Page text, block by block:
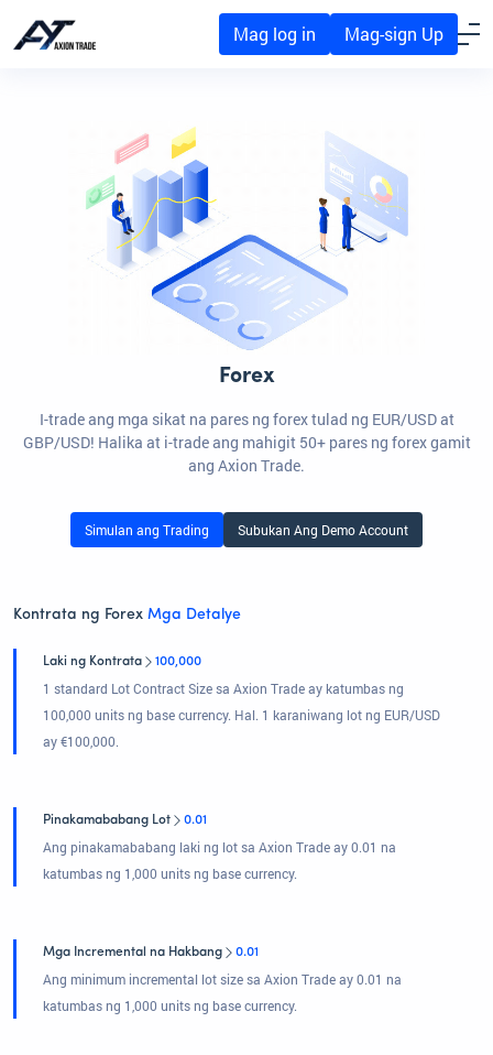
Mag log in Mag-sign Up
Forex
I-trade ang mga sikat na pares ng forex tulad ng EUR/USD at
GBP/USD! Halika at i-trade ang mahigit 50+ pares ng forex gamit
ang Axion Trade.
Simulan ang Trading Subukan Ang Demo Account
Kontrata ng Forex Mga Detalye
Laki ng Kontrata 100,000
1 standard Lot Contract Size sa Axion Trade ay katumbas ng
100,000 units ng base currency. Hal. 1 karaniwang lot ng EUR/USD
ay €100,000.
Pinakamababang Lot 0.01
Ang pinakamababang laki ng lot sa Axion Trade ay 0.01 na
katumbas ng 1,000 units ng base currency.
Mga Incremental na Hakbang 0.01
Ang minimum incremental lot size sa Axion Trade ay 0.01 na
katumbas ng 1,000 units ng base currency.